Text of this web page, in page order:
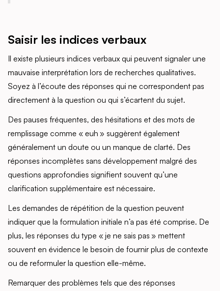
Saisir les indices verbaux
Il existe plusieurs indices verbaux qui peuvent signaler une
mauvaise interprétation lors de recherches qualitatives.
Soyez à l’écoute des réponses qui ne correspondent pas
directement à la question ou qui s’écartent du sujet.
Des pauses fréquentes, des hésitations et des mots de
remplissage comme « euh » suggèrent également
généralement un doute ou un manque de clarté. Des
réponses incomplètes sans développement malgré des
questions approfondies signifient souvent qu’une
clarification supplémentaire est nécessaire.
Les demandes de répétition de la question peuvent
indiquer que la formulation initiale n’a pas été comprise. De
plus, les réponses du type « je ne sais pas » mettent
souvent en évidence le besoin de fournir plus de contexte
ou de reformuler la question elle-même.
Remarquer des problèmes tels que des réponses